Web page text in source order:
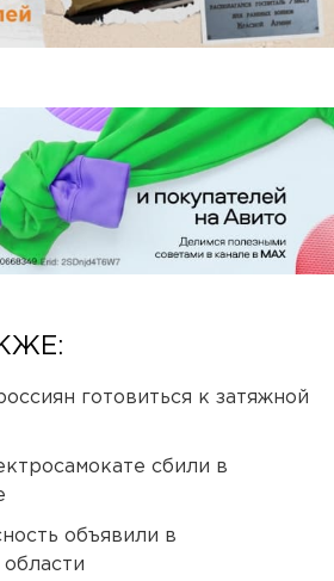
готовиться к затяжной
сбили в
объявили в